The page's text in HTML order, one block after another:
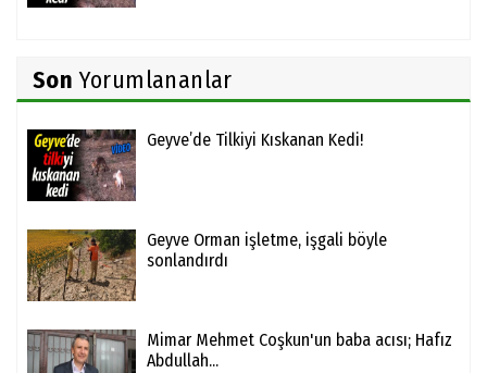
Son Yorumlananlar
Geyve’de Tilkiyi Kıskanan Kedi!
Geyve Orman işletme, işgali böyle
sonlandırdı
Mimar Mehmet Coşkun'un baba acısı; Hafız
Abdullah...